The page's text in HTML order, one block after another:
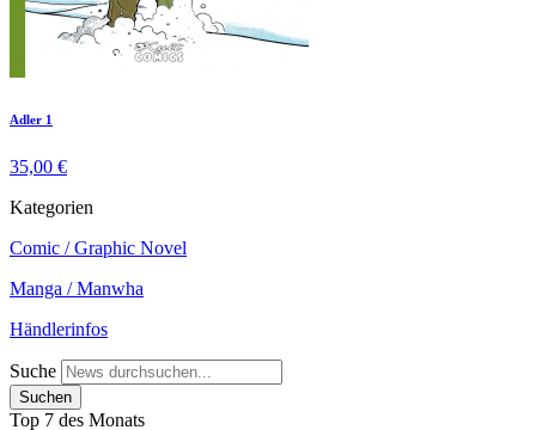
Adler 1
35,00 €
Kategorien
Comic / Graphic Novel
Manga / Manwha
Händlerinfos
Suche
Top 7 des Monats